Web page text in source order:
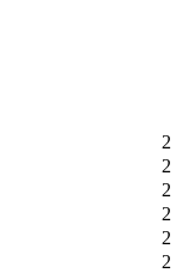
2
2
2
2
2
2